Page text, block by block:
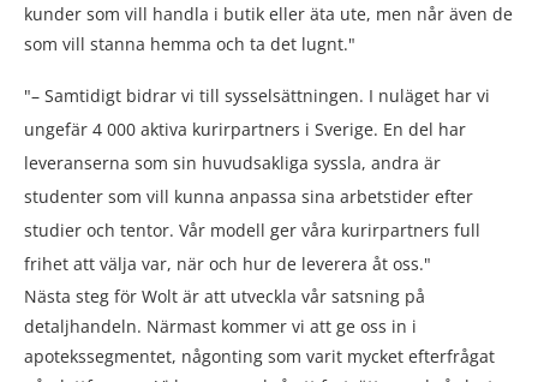
kunder som vill handla i butik eller äta ute, men når även de
som vill stanna hemma och ta det lugnt.
– Samtidigt bidrar vi till sysselsättningen. I nuläget har vi
ungefär 4 000 aktiva kurirpartners i Sverige. En del har
leveranserna som sin huvudsakliga syssla, andra är
studenter som vill kunna anpassa sina arbetstider efter
studier och tentor. Vår modell ger våra kurirpartners full
frihet att välja var, när och hur de leverera åt oss.
Nästa steg för Wolt är att utveckla vår satsning på
detaljhandeln. Närmast kommer vi att ge oss in i
apotekssegmentet, någonting som varit mycket efterfrågat